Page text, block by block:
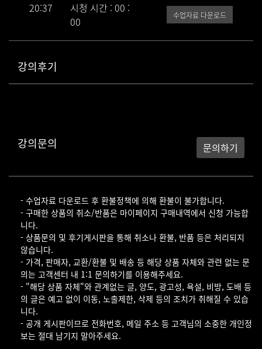
20:37
시청 시간 : 00 :
00
수업자료 다운로드
강의후기
강의문의 문의하기
- 수업자료 다운로드 후 환불정책에 의해 환불이 불가합니다.
- 구매한 상품의 취소/반품은 마이페이지 구매내역에서 신청 가능합
니다.
- 상품문의 및 후기게시판을 통해 취소나 환불, 반품 등은 처리되지
않습니다.
- 가격, 판매자, 교환/환불 및 배송 등 해당 상품 자체와 관련 없는 문
의는 고객센터 내 1:1 문의하기를 이용해주세요.
- "해당 상품 자체"와 관계없는 글, 양도, 광고성, 욕설, 비방, 도배 등
의 글은 예고 없이 이동, 노출제한, 삭제 등의 조치가 취해질 수 있습
니다.
- 공개 게시판이므로 전화번호, 메일 주소 등 고객님의 소중한 개인정
보는 절대 남기지 말아주세요.